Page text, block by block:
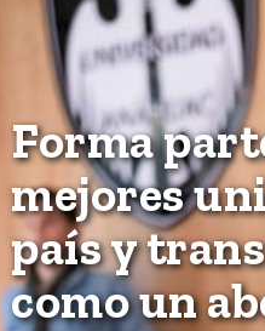
Forma
mejores
país y
como un